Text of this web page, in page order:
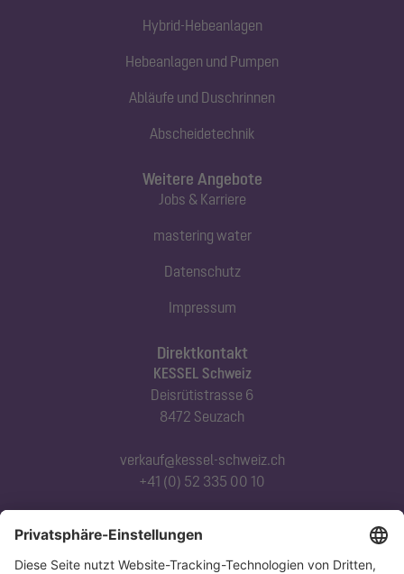
Hybrid-Hebeanlagen
Hebeanlagen und Pumpen
Abläufe und Duschrinnen
Abscheidetechnik
Direktkontakt
KESSEL Schweiz
Deisrütistrasse 6
8472 Seuzach
verkauf@kessel-schweiz.ch
+41 (0) 52 335 00 10
Abonnieren Sie unseren Newsletter
Jetzt anmelden
Weitere Angebote
Jobs & Karriere
mastering water
Datenschutz
Impressum